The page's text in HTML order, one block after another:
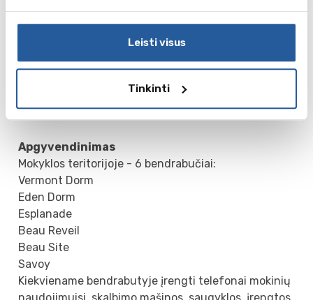
Leisti visus
Tinkinti
Sciences - 3 credits
Modern languages - 3 credits
Creative Arts - 2 credits
Physical Education - 2 credits
Electives - 2.5 credits
Apgyvendinimas
Mokyklos teritorijoje - 6 bendrabučiai:
Vermont Dorm
Eden Dorm
Esplanade
Beau Reveil
Beau Site
Savoy
Kiekviename bendrabutyje įrengti telefonai mokinių